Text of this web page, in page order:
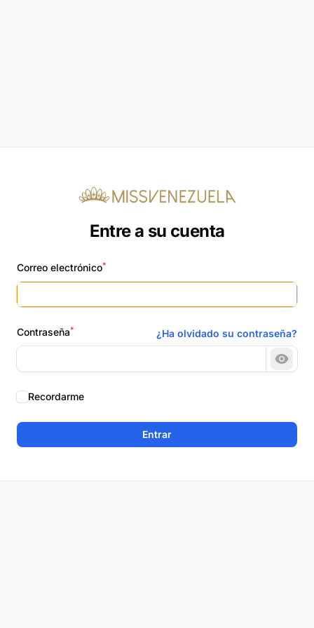
Entre a su cuenta
Correo electrónico*
Contraseña* ¿Ha olvidado su contraseña?
Recordarme
Entrar